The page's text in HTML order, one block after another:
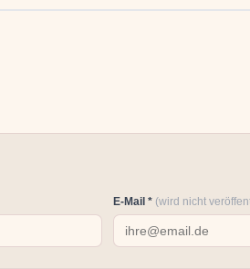
E-Mail * (wird nicht